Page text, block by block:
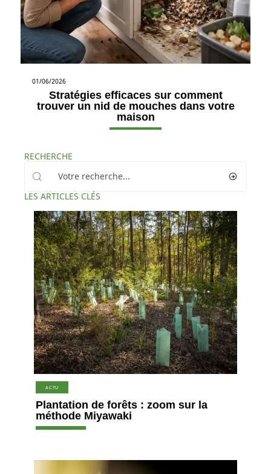
01/06/2026
Stratégies efficaces sur comment
trouver un nid de mouches dans votre
maison
RECHERCHE
LES ARTICLES CLÉS
ACTU
Plantation de forêts : zoom sur la
méthode Miyawaki